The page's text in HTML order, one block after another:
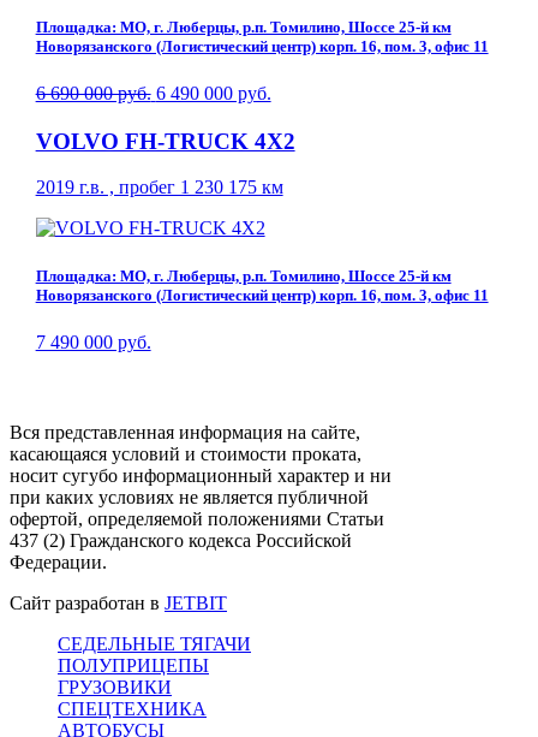
Площадка: МО, г. Люберцы, р.п. Томилино, Шоссе 25-й км
Новорязанского (Логистический центр) корп. 16, пом. 3, офис 11
6 690 000 руб. 6 490 000 руб.
VOLVO FH-TRUCK 4X2
2019 г.в. , пробег 1 230 175 км
Площадка: МО, г. Люберцы, р.п. Томилино, Шоссе 25-й км
Новорязанского (Логистический центр) корп. 16, пом. 3, офис 11
7 490 000 руб.
Вся представленная информация на сайте,
касающаяся условий и стоимости проката,
носит сугубо информационный характер и ни
при каких условиях не является публичной
офертой, определяемой положениями Статьи
437 (2) Гражданского кодекса Российской
Федерации.
Сайт разработан в JETBIT
СЕДЕЛЬНЫЕ ТЯГАЧИ
ПОЛУПРИЦЕПЫ
ГРУЗОВИКИ
СПЕЦТЕХНИКА
АВТОБУСЫ